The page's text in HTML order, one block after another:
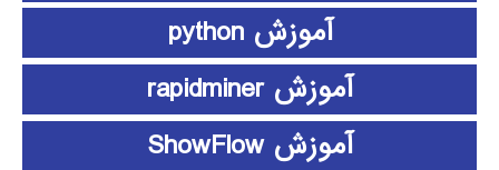
آموزش python
آموزش rapidminer
آموزش ShowFlow